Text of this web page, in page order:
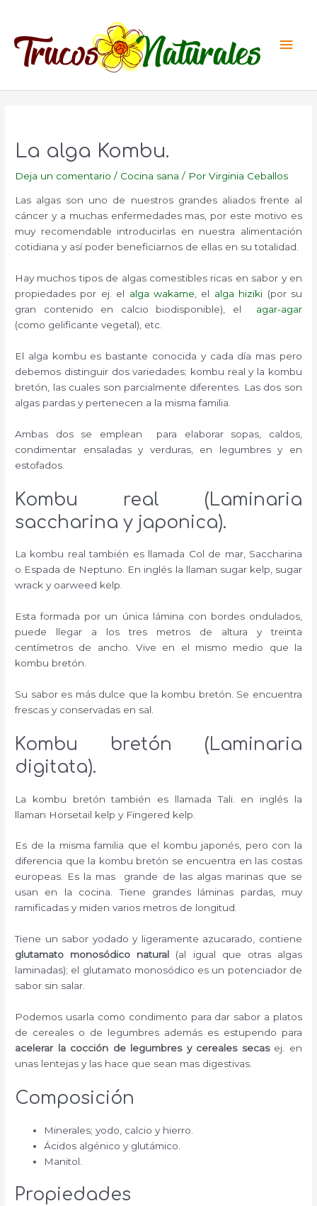
contenido
La alga Kombu.
Deja un comentario / Cocina sana / PorVirginia Ceballos
Las algas son uno de nuestros grandes aliados frente al
cáncer y a muchas enfermedades mas, por este motivo es
muy recomendable introducirlas en nuestra alimentación
cotidiana y así poder beneficiarnos de ellas en su totalidad.
Hay muchos tipos de algas comestibles ricas en sabor y en
propiedades por ej. el alga wakame, el alga hiziki (por su
gran contenido en calcio biodisponible), el agar-agar
(como gelificante vegetal), etc.
El alga kombu es bastante conocida y cada día mas pero
debemos distinguir dos variedades; kombu real y la kombu
bretón, las cuales son parcialmente diferentes. Las dos son
algas pardas y pertenecen a la misma familia.
Ambas dos se emplean para elaborar sopas, caldos,
condimentar ensaladas y verduras, en legumbres y en
estofados.
Kombu real (Laminaria
saccharina y japonica).
La kombu real también es llamada Col de mar, Saccharina
o Espada de Neptuno. En inglés la llaman sugar kelp, sugar
wrack y oarweed kelp.
Esta formada por un única lámina con bordes ondulados,
puede llegar a los tres metros de altura y treinta
centímetros de ancho. Vive en el mismo medio que la
kombu bretón.
Su sabor es más dulce que la kombu bretón. Se encuentra
frescas y conservadas en sal.
Kombu bretón (Laminaria
digitata).
La kombu bretón también es llamada Tali. en inglés la
llaman Horsetail kelp y Fingered kelp.
Es de la misma familia que el kombu japonés, pero con la
diferencia que la kombu bretón se encuentra en las costas
europeas. Es la mas grande de las algas marinas que se
usan en la cocina. Tiene grandes láminas pardas, muy
ramificadas y miden varios metros de longitud.
Tiene un sabor yodado y ligeramente azucarado, contiene
glutamato monosódico natural (al igual que otras algas
laminadas); el glutamato monosódico es un potenciador de
sabor sin salar.
Podemos usarla como condimento para dar sabor a platos
de cereales o de legumbres además es estupendo para
acelerar la cocción de legumbres y cereales secasej. en
unas lentejas y las hace que sean mas digestivas.
Composición
Minerales; yodo, calcio y hierro.
Ácidos algénico y glutámico.
Manitol.
Propiedades